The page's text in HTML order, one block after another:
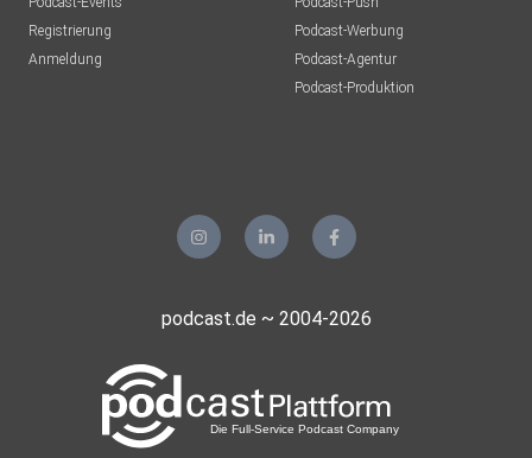
Registrierung
Anmeldung
Podcast-Werbung
Podcast-Agentur
Podcast-Produktion
podcast.de ~ 2004-2026